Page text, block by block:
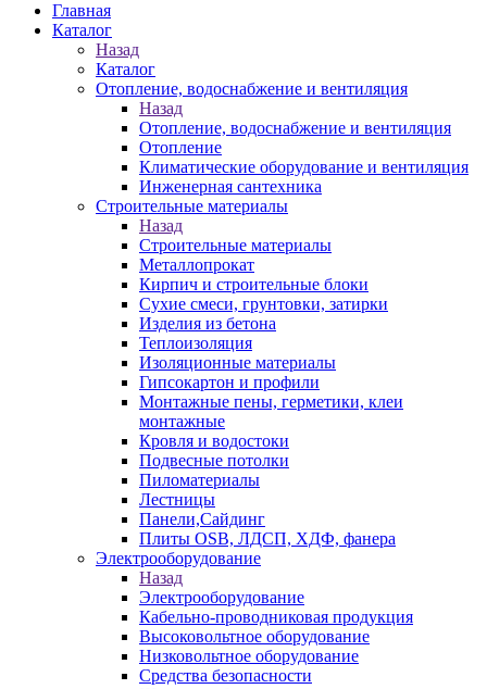
Главная
Каталог
Назад
Каталог
Отопление, водоснабжение и вентиляция
Назад
Отопление, водоснабжение и вентиляция
Отопление
Климатические оборудование и вентиляция
Инженерная сантехника
Строительные материалы
Назад
Строительные материалы
Металлопрокат
Кирпич и строительные блоки
Сухие смеси, грунтовки, затирки
Изделия из бетона
Теплоизоляция
Изоляционные материалы
Гипсокартон и профили
Монтажные пены, герметики, клеи
монтажные
Кровля и водостоки
Подвесные потолки
Пиломатериалы
Лестницы
Панели,Сайдинг
Плиты OSB, ЛДСП, ХДФ, фанера
Электрооборудование
Назад
Электрооборудование
Кабельно-проводниковая продукция
Высоковольтное оборудование
Низковольтное оборудование
Средства безопасности